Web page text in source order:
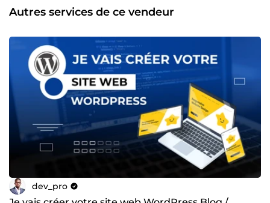
l'intégration de maquette, la conception de base de
données, Typescript, Git, MySQL, Node.js, AdonisJS, Next.js
mesure, de la maintenance ou de la création d'application
web ou mobile, je suis prêt à vous fournir des solutions
innovantes qui font la différence. N'hésitez pas à me
contacter pour discuter de votre projet. Ensemble, nous
pouvons donner vie à vos idées ! 🚀⚡
Autres services de ce vendeur
dev_pro